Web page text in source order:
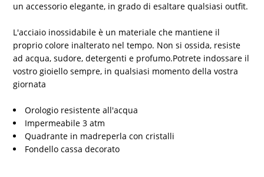
un accessorio elegante, in grado di esaltare qualsiasi outfit.
L'acciaio inossidabile è un materiale che mantiene il
proprio colore inalterato nel tempo. Non si ossida, resiste
ad acqua, sudore, detergenti e profumo.Potrete indossare il
vostro gioiello sempre, in qualsiasi momento della vostra
giornata
Orologio resistente all'acqua
Impermeabile 3 atm
Quadrante in madreperla con cristalli
Fondello cassa decorato